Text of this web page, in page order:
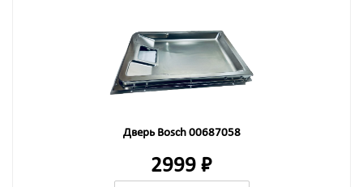
Дверь Bosch 00687058
2999 ₽